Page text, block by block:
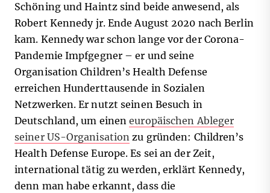
Schöning und Haintz sind beide anwesend, als
Robert Kennedy jr. Ende August 2020 nach Berlin
kam. Kennedy war schon lange vor der Corona-
Pandemie Impfgegner – er und seine
Organisation Children’s Health Defense
erreichen Hunderttausende in Sozialen
Netzwerken. Er nutzt seinen Besuch in
Deutschland, um eineneuropäischen Ableger
seiner US-Organisation zu gründen: Children’s
Health Defense Europe. Es sei an der Zeit,
international tätig zu werden, erklärt Kennedy,
denn man habe erkannt, dass die